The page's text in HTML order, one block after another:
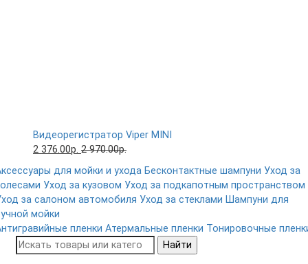
Видеорегистратор Viper MINI
2 376.00р. 2 970.00р.
для мойки и ухода Бесконтактные шампуни Уход за
Уход за кузовом Уход за подкапотным пространством
за салоном автомобиля Уход за стеклами Шампуни для
мойки
пленки Атермальные пленки Тонировочные
Найти